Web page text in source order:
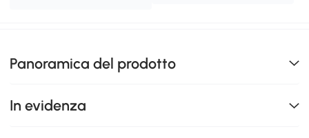
Panoramica del prodotto
In evidenza